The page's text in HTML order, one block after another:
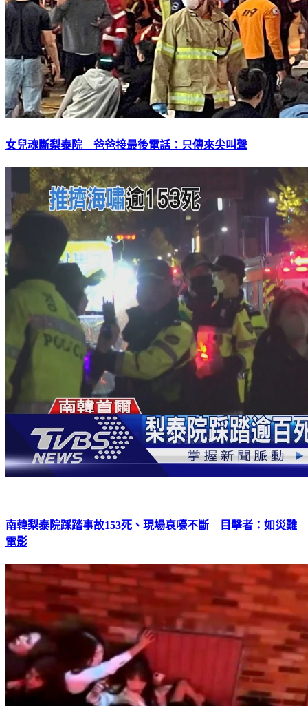
女兒魂斷梨泰院 爸爸接最後電話：只傳來尖叫聲
南韓梨泰院踩踏事故153死、現場哀嚎不斷 目擊者：如災難
電影